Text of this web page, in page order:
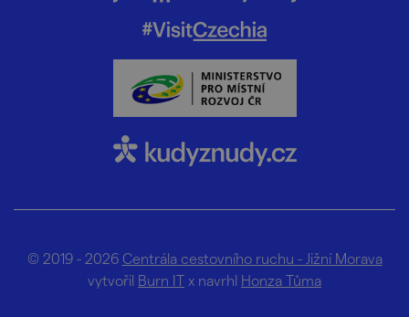
© 2019 - 2026 Centrála cestovního ruchu - Jižní Morava
vytvořil Burn IT x navrhl Honza Tůma